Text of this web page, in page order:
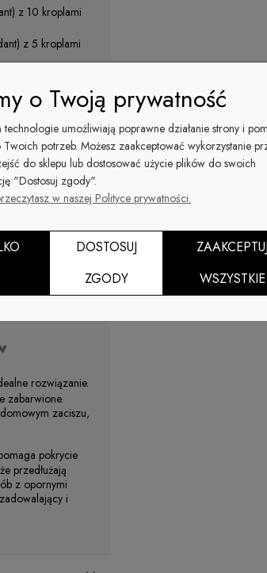
z 10 kroplami
z 5 kroplami
włosów. Dzięki
Ten produkt
blaskiem
przez
rozwiązanie.
zabarwione.
zaciszu,
pokrycie
przedłużają
z opornymi
i
o Twoją prywatność
umożliwiają poprawne działanie strony i
potrzeb. Możesz zaakceptować wykorzystanie
do sklepu lub dostosować użycie plików do swoich
"Dostosuj zgody".
w naszej Polityce prywatności.
DOSTOSUJ
ZGODY
WSZYSTKIE